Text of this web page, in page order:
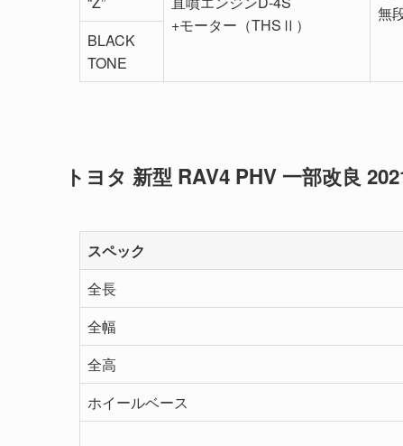
+モーター（THSⅡ）
無
BLACK
TONE
トヨタ 新型 RAV4 PHV 一部改良
スペック
全長
全幅
全高
ホイールベース